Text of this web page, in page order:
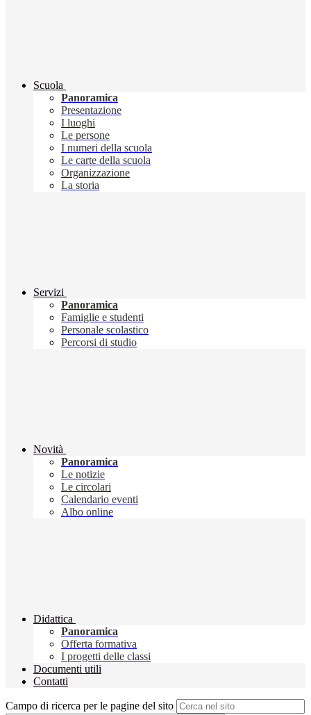
Scuola
Panoramica
Presentazione
I luoghi
Le persone
I numeri della scuola
Le carte della scuola
Organizzazione
La storia
Servizi
Panoramica
Famiglie e studenti
Personale scolastico
Percorsi di studio
Novità
Panoramica
Le notizie
Le circolari
Calendario eventi
Albo online
Didattica
Panoramica
Offerta formativa
I progetti delle classi
Documenti utili
Contatti
Campo di ricerca per le pagine del sito